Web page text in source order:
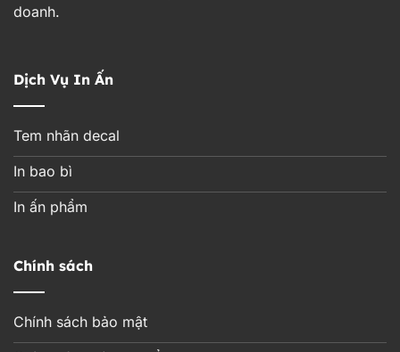
doanh.
Dịch Vụ In Ấn
Tem nhãn decal
In bao bì
In ấn phẩm
Chính sách
Chính sách bảo mật